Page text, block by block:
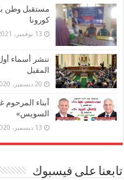
مستقبل وطن
كورونا
13 نوفمبر، 2021
المقبل
20 ديسمبر، 2020
أبناء المرحوم
السويس»
13 ديسمبر، 2020
تابعنا على فيسبوك